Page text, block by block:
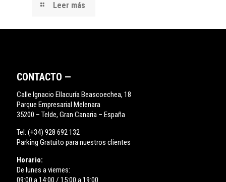
Leer más
CONTACTO —
Calle Ignacio Ellacuría Beascoechea, 18
Parque Empresarial Melenara
35200 – Telde, Gran Canaria – España
Tel: (+34) 928 692 132
Parking Gratuito para nuestros clientes
Horario:
De lunes a viernes:
09:00 a 14:00 / 15:00 a 19:00